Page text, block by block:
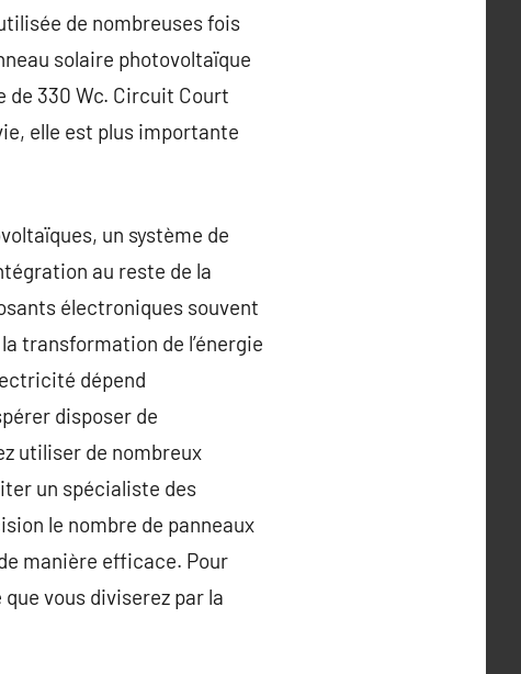
de nombreuses fois
solaire photovoltaïque
de 330 Wc. Circuit Court
elle est plus importante
un système de
au reste de la
électroniques souvent
transformation de l’énergie
dépend
disposer de
utiliser de nombreux
un spécialiste des
le nombre de panneaux
manière efficace. Pour
vous diviserez par la